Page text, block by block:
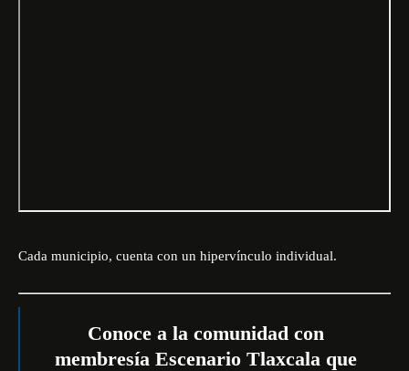
Cada municipio, cuenta con un hipervínculo individual.
Conoce a la comunidad con
membresía Escenario Tlaxcala que